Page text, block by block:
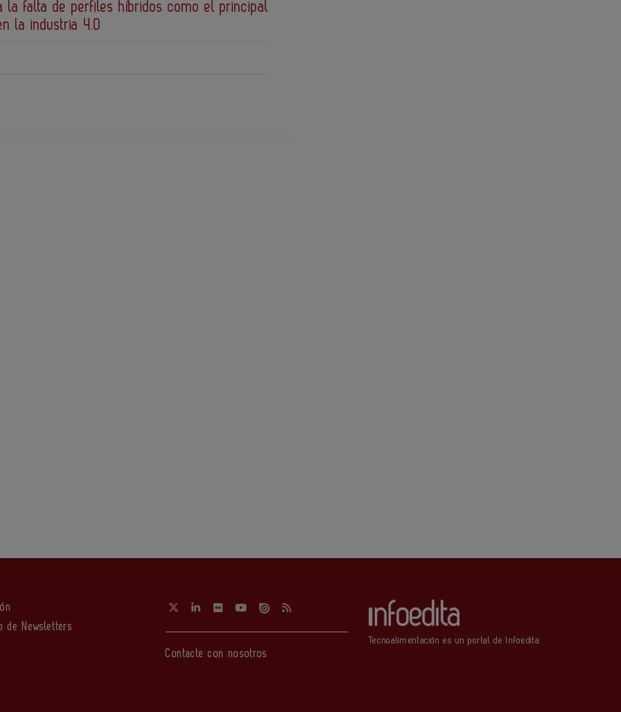
la falta de perfiles híbridos como el principal
la industria 4.0
de Newsletters
Contacte con nosotros
Tecnoalimentación es un portal de Infoedita